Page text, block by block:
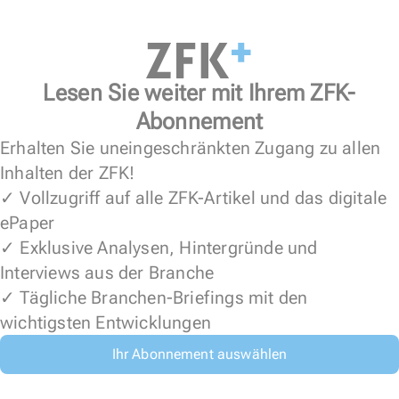
Lesen Sie weiter mit Ihrem ZFK-
Abonnement
Erhalten Sie uneingeschränkten Zugang zu allen
Inhalten der ZFK!
✓ Vollzugriff auf alle ZFK-Artikel und das digitale
ePaper
✓ Exklusive Analysen, Hintergründe und
Interviews aus der Branche
✓ Tägliche Branchen-Briefings mit den
wichtigsten Entwicklungen
Ihr Abonnement auswählen